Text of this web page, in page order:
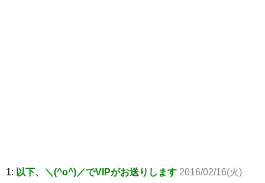
1: 以下、＼(^o^)／でVIPがお送りします 2016/02/16(火)